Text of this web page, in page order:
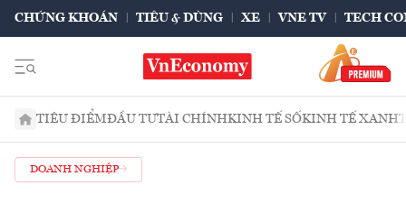
CHỨNG KHOÁN TIÊU & DÙNG XE VNE TV TECH
TIÊU ĐIỂMĐẦU TƯTÀI CHÍNHKINH TẾ SỐKINH TẾ XANH
DOANH NGHIỆP